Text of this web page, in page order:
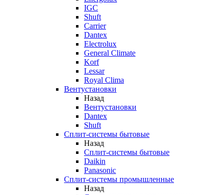
IGC
Shuft
Carrier
Dantex
Electrolux
General Climate
Korf
Lessar
Royal Clima
Вентустановки
Назад
Вентустановки
Dantex
Shuft
Сплит-системы бытовые
Назад
Сплит-системы бытовые
Daikin
Panasonic
Сплит-системы промышленные
Назад